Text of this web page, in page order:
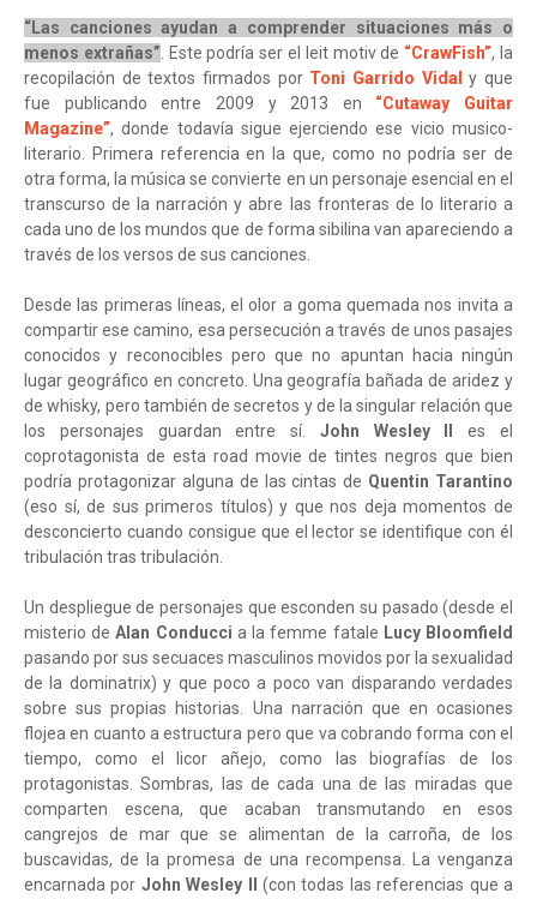
“Las canciones ayudan a comprender situaciones más o
menos extrañas”. Este podría ser el leit motiv de “CrawFish”, la
recopilación de textos firmados por Toni Garrido Vidal y que
fue publicando entre 2009 y 2013 en “Cutaway Guitar
Magazine”, donde todavía sigue ejerciendo ese vicio musico-
literario. Primera referencia en la que, como no podría ser de
otra forma, la música se convierte en un personaje esencial en el
transcurso de la narración y abre las fronteras de lo literario a
cada uno de los mundos que de forma sibilina van apareciendo a
través de los versos de sus canciones.
Desde las primeras líneas, el olor a goma quemada nos invita a
compartir ese camino, esa persecución a través de unos pasajes
conocidos y reconocibles pero que no apuntan hacia ningún
lugar geográfico en concreto. Una geografía bañada de aridez y
de whisky, pero también de secretos y de la singular relación que
los personajes guardan entre sí. John Wesley IIes el
coprotagonista de esta road movie de tintes negros que bien
podría protagonizar alguna de las cintas de Quentin Tarantino
(eso sí, de sus primeros títulos) y que nos deja momentos de
desconcierto cuando consigue que el lector se identifique con él
tribulación tras tribulación.
Un despliegue de personajes que esconden su pasado (desde el
misterio deAlan Conducci a la femme fatale Lucy Bloomfield
pasando por sus secuaces masculinos movidos por la sexualidad
de la dominatrix) y que poco a poco van disparando verdades
sobre sus propias historias. Una narración que en ocasiones
flojea en cuanto a estructura pero que va cobrando forma con el
tiempo, como el licor añejo, como las biografías de los
protagonistas. Sombras, las de cada una de las miradas que
comparten escena, que acaban transmutando en esos
cangrejos de mar que se alimentan de la carroña, de los
buscavidas, de la promesa de una recompensa. La venganza
encarnada por John Wesley II(con todas las referencias que a